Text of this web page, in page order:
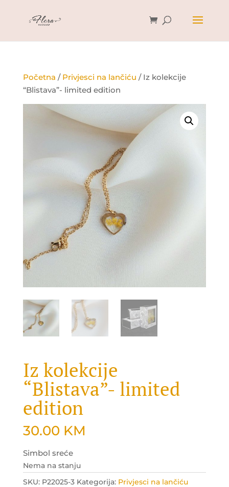
Početna / Privjesci na lančiću / Iz kolekcije
“Blistava”- limited edition
Iz kolekcije
“Blistava”- limited
edition
30.00 KM
Simbol sreće
Nema na stanju
SKU: P22025-3 Kategorija: Privjesci na lančiću